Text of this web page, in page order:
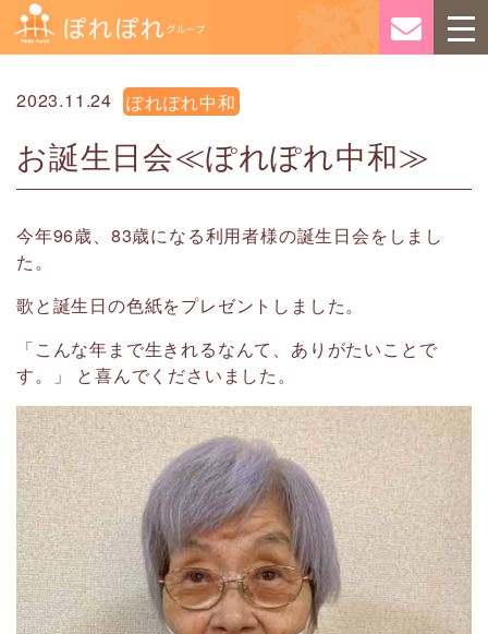
2023.11.24 ぽれぽれ中和
お誕生日会≪ぽれぽれ中和≫
今年96歳、83歳になる利用者様の誕生日会をしまし
た。
歌と誕生日の色紙をプレゼントしました。
「こんな年まで生きれるなんて、ありがたいことで
す。」 と喜んでくださいました。